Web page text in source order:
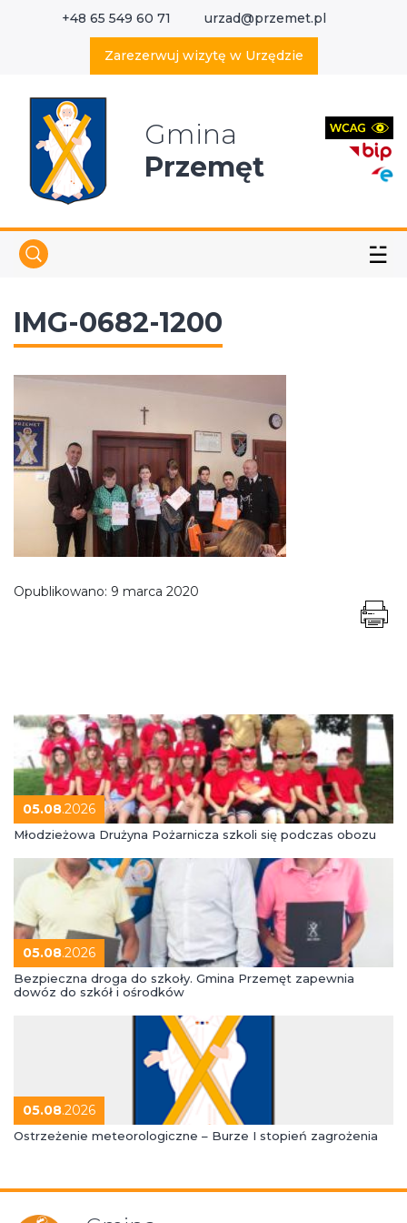
+48 65 549 60 71 urzad@przemet.pl
Zarezerwuj wizytę w Urzędzie
Gmina
Przemęt
☱
IMG-0682-1200
Opublikowano: 9 marca 2020
05.08.2026
Młodzieżowa Drużyna Pożarnicza szkoli się podczas obozu
05.08.2026
Bezpieczna droga do szkoły. Gmina Przemęt zapewnia
dowóz do szkół i ośrodków
05.08.2026
Ostrzeżenie meteorologiczne – Burze I stopień zagrożenia
Wyszukaj w serwisie